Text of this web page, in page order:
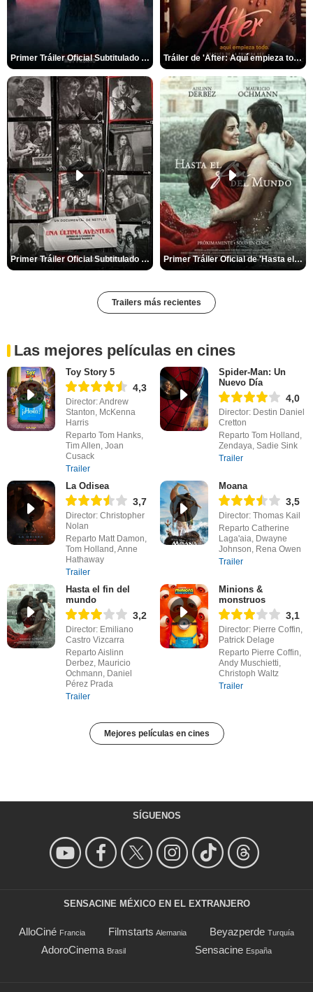
Primer Tráiler Oficial Subtitulado de 'La Noche Del Demonio: Están Entre Nosotros' Tráiler de 'After: Aquí empieza todo'
Primer Tráiler Oficial Subtitulado de 'Una última aventura: Detrás de cámaras de Stranger Things 5' Primer Tráiler Oficial de 'Hasta el fin del mundo'
Trailers más recientes
Las mejores películas en cines
Toy Story 5
4,3
Director: Andrew
Stanton, McKenna
Harris
Reparto Tom Hanks,
Tim Allen, Joan
Cusack
Trailer
Spider-Man: Un
Nuevo Día
4,0
Director: Destin Daniel
Cretton
Reparto Tom Holland,
Zendaya, Sadie Sink
Trailer
La Odisea
3,7
Director: Christopher
Nolan
Reparto Matt Damon,
Tom Holland, Anne
Hathaway
Trailer
Moana
3,5
Director: Thomas Kail
Reparto Catherine
Laga'aia, Dwayne
Johnson, Rena Owen
Trailer
Hasta el fin del
mundo
3,2
Director: Emiliano
Castro Vizcarra
Reparto Aislinn
Derbez, Mauricio
Ochmann, Daniel
Pérez Prada
Trailer
Minions &
monstruos
3,1
Director: Pierre Coffin,
Patrick Delage
Reparto Pierre Coffin,
Andy Muschietti,
Christoph Waltz
Trailer
Mejores películas en cines
SÍGUENOS
SENSACINE MÉXICO EN EL EXTRANJERO
AlloCiné Francia Filmstarts Alemania Beyazperde Turquía
AdoroCinema Brasil Sensacine España